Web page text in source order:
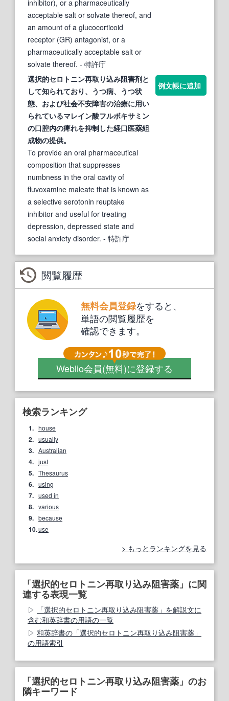
inhibitor), or a pharmaceutically
acceptable salt or solvate thereof, and
an amount of a glucocorticoid
receptor (GR) antagonist, or a
pharmaceutically acceptable salt or
solvate thereof. - 特許庁
選択的セロトニン再取り込み阻害剤と
して知られており、うつ病、うつ状
態、および社会不安障害の治療に用い
られているマレイン酸フルボキサミン
の口腔内の痺れを抑制した経口医薬組
成物の提供。
To provide an oral pharmaceutical
composition that suppresses
numbness in the oral cavity of
fluvoxamine maleate that is known as
a selective serotonin reuptake
inhibitor and useful for treating
depression, depressed state and
social anxiety disorder. - 特許庁
例文帳に追加
閲覧履歴
無料会員登録をすると、
単語の閲覧履歴を
確認できます。
Weblio会員(無料)に登録する
検索ランキング
1. house
2. usually
3. Australian
4. just
5. Thesaurus
6. using
7. used in
8. various
9. because
10.use
もっとランキングを見る
「選択的セロトニン再取り込み阻害薬」に関
連する表現一覧
「選択的セロトニン再取り込み阻害薬」を解説文に
含む和英辞書の用語の一覧
和英辞書の「選択的セロトニン再取り込み阻害薬」
の用語索引
「選択的セロトニン再取り込み阻害薬」のお
隣キーワード